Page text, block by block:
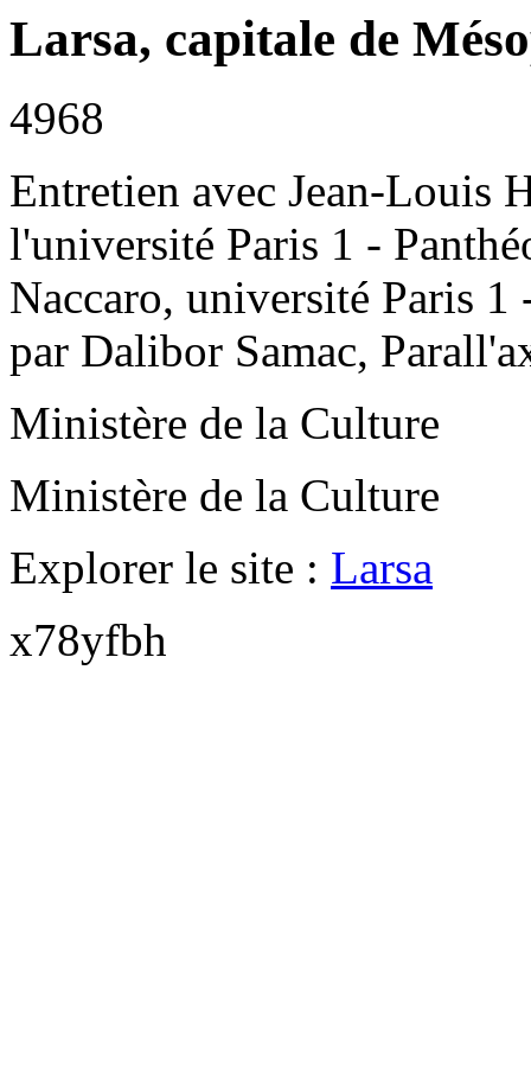
Larsa, capitale de
4968
Entretien avec Jean-Louis
l'université Paris 1 -
Naccaro, université Paris 1
par Dalibor Samac,
Ministère de la Culture
Ministère de la Culture
Explorer le site : Larsa
x78yfbh